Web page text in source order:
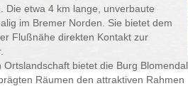
Die etwa 4 km lange, unverbaute
im Bremer Norden. Sie bietet dem
Flußnähe direkten Kontakt zur
bietet die Burg Blomendal
Räumen den attraktiven Rahmen